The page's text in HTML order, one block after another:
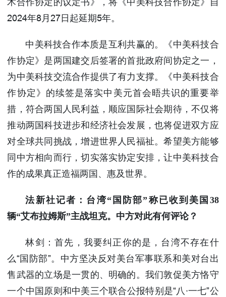
2024年8月27日起延期5年。
中美科技合作本质是互利共赢的。《中美科技合
作协定》是两国建交后签署的首批政府间协定之一，
为中美科技交流合作提供了有力支撑。《中美科技合
作协定》的续签是落实中美元首会晤共识的重要举
措，符合两国人民利益，顺应国际社会期待，不仅将
推动两国科技进步和经济社会发展，也将促进双方应
对全球共同挑战，增进世界人民福祉。希望美方能够
同中方相向而行，切实落实协定安排，让中美科技合
作的成果真正造福两国、惠及世界。
法新社记者：台湾“国防部”称已收到美国38
辆“艾布拉姆斯”主战坦克。中方对此有何评论？
林剑：首先，我要纠正你的是，台湾不存在什
么“国防部”。中方坚决反对美台军事联系和美对台出
售武器的立场是一贯的、明确的。我们敦促美方恪守
一个中国原则和中美三个联合公报特别是“八·一七”公